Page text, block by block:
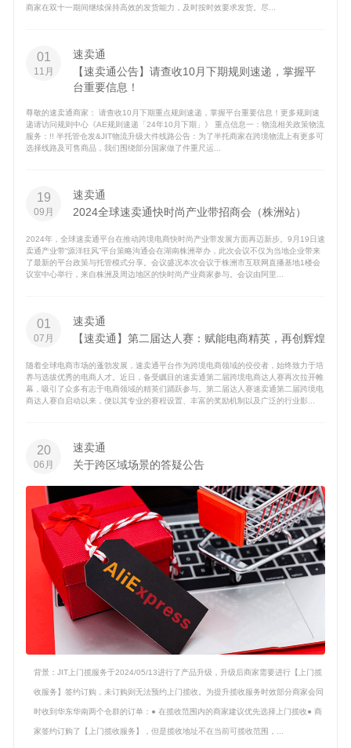
商家在双十一期间继续保持高效的发货能力，及时按时效要求发货。尽...
01
11月
速卖通
【速卖通公告】请查收10月下期规则速递，掌握平
台重要信息！
尊敬的速卖通商家： 请查收10月下期重点规则速递，掌握平台重要信息！更多规则速
递请访问规则中心《AE规则速递「24年10月下期」》 重点信息一：物流相关政策物流
服务：!! 半托管仓发&JIT物流升级大件线路公告：为了半托商家在跨境物流上有更多可
选择线路及可售商品，我们围绕部分国家做了件重尺运...
19
09月
速卖通
2024全球速卖通快时尚产业带招商会（株洲站）
2024年，全球速卖通平台在推动跨境电商快时尚产业带发展方面再迈新步。9月19日速
卖通产业带“源洋狂风”平台策略沟通会在湖南株洲举办，此次会议不仅为当地企业带来
了最新的平台政策与托管模式分享。会议盛况本次会议于株洲市互联网直播基地1楼会
议室中心举行，来自株洲及周边地区的快时尚产业商家参与。会议由阿里...
01
07月
速卖通
【速卖通】第二届达人赛：赋能电商精英，再创辉煌
随着全球电商市场的蓬勃发展，速卖通平台作为跨境电商领域的佼佼者，始终致力于培
养与选拔优秀的电商人才。近日，备受瞩目的速卖通第二届跨境电商达人赛再次拉开帷
幕，吸引了众多有志于电商领域的精英们踊跃参与。第二届达人赛速卖通第二届跨境电
商达人赛自启动以来，便以其专业的赛程设置、丰富的奖励机制以及广泛的行业影...
20
06月
速卖通
关于跨区域场景的答疑公告
背景：JIT上门揽服务于2024/05/13进行了产品升级，升级后商家需要进行【上门揽
收服务】签约订购，未订购则无法预约上门揽收。为提升揽收服务时效部分商家会同
时收到华东华南两个仓群的订单：● 在揽收范围内的商家建议优先选择上门揽收● 商
家签约订购了【上门揽收服务】，但是揽收地址不在当前可揽收范围，...